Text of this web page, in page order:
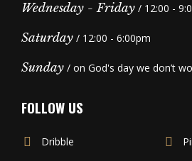
Wednesday - Friday / 12:00 -
Saturday / 12:00 - 6:00pm
Sunday / on God's day we don’t
FOLLOW US
Dribble